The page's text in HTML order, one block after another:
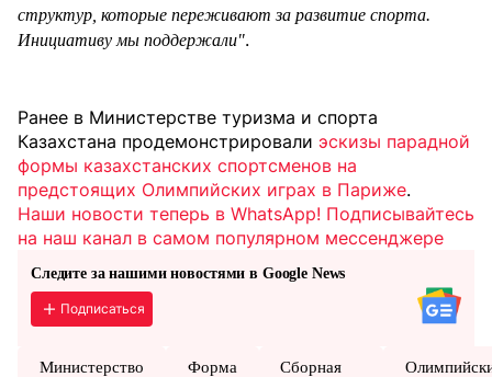
структур, которые переживают за развитие спорта.
Инициативу мы поддержали".
Ранее в Министерстве туризма и спорта
Казахстана продемонстрировали эскизы парадной
формы казахстанских спортсменов на
предстоящих Олимпийских играх в Париже.
Наши новости теперь в WhatsApp! Подписывайтесь
на наш канал в самом популярном мессенджере
Следите за нашими новостями в Google News
Подписаться
Министерство
Форма
Сборная